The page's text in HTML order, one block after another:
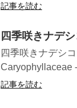
記事を読む
四季咲きナデ
四季咲きナデシ
Caryophyllaceae
記事を読む